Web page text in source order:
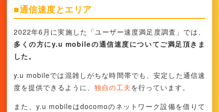
■通信速度とエリア
2022年6月に実施した「ユーザー速度満足度調査」では、
多くの方にy.u mobileの通信速度についてご満足頂きま
した。
y.u mobileでは混雑しがちな時間帯でも、安定した通信速
度を提供できるように、 独自の工夫を行っています。
また、y.u mobileはdocomoのネットワーク設備を借りて